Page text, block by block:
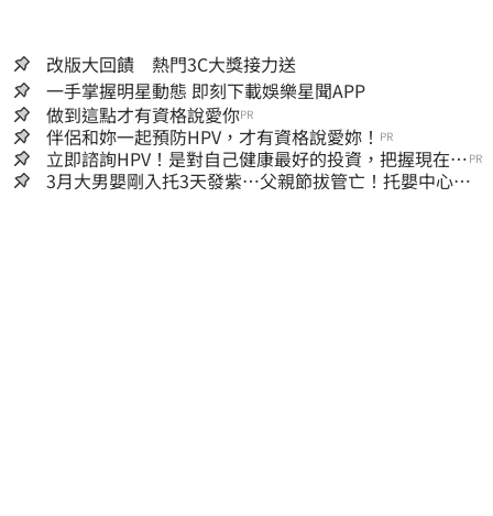
改版大回饋 熱門3C大獎接力送
一手掌握明星動態 即刻下載娛樂星聞APP
做到這點才有資格說愛你PR
伴侶和妳一起預防HPV，才有資格說愛妳！ PR
立即諮詢HPV！是對自己健康最好的投資，把握現在不
嫌晚！
PR
3月大男嬰剛入托3天發紫…父親節拔管亡！托嬰中心回9